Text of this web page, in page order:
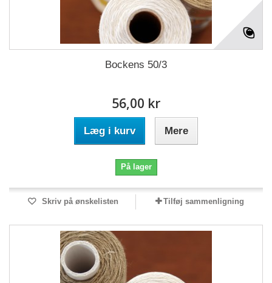
Bockens 50/3
56,00 kr
Læg i kurv Mere
På lager
Skriv på ønskelisten Tilføj sammenligning